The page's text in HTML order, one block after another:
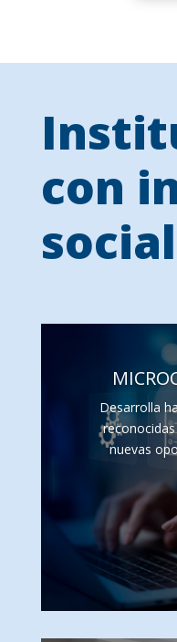
con
social
Desarrolla
nuevas